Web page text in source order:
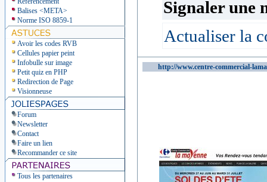
Balises <META>
Norme ISO 8859-1
Avoir les codes RVB
Cellules papier peint
Infobulle sur image
Petit quiz en PHP
Redirection de Page
Visionneuse
Forum
Newsletter
Contact
Faire un lien
Recommander ce site
Tous les partenaires
Signaler une
Actualiser la
http://www.centre-commercial-